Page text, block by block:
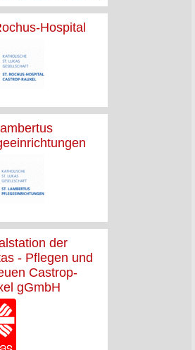
Hospital
der
- Pflegen und
Castrop-
gGmbH